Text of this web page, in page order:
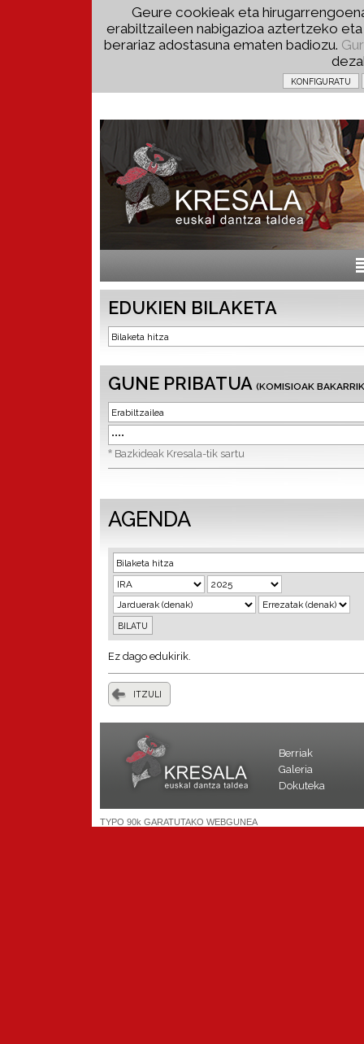
Geure cookieak eta
erabiltzaileen nabigazioa aztertzeko
berariaz adostasuna ematen badiozu.
EDUKIEN BILAKETA
GUNE PRIBATUA (KOMISIOAK
* Bazkideak Kresala-tik sartu
AGENDA
Ez dago edukirik.
ITZULI
Berriak
Galeria
Dokuteka
TYPO 90k GARATUTAKO WEBGUNEA